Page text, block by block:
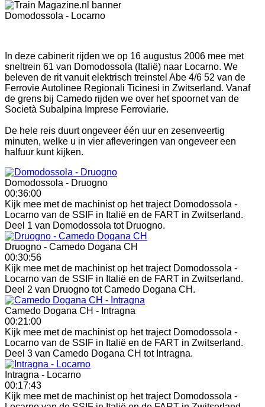
Domodossola - Locarno
In deze cabinerit rijden we op 16 augustus 2006 mee met
sneltrein 61 van Domodossola (Italië) naar Locarno. We
beleven de rit vanuit elektrisch treinstel Abe 4/6 52 van de
Ferrovie Autolinee Regionali Ticinesi in Zwitserland. Vanaf
de grens bij Camedo rijden we over het spoornet van de
Società Subalpina Imprese Ferroviarie.
De hele reis duurt ongeveer één uur en zesenveertig
minuten, welke u in vier afleveringen van ongeveer een
halfuur kunt kijken.
Domodossola - Druogno
00:36:00
Kijk mee met de machinist op het traject Domodossola -
Locarno van de SSIF in Italië en de FART in Zwitserland.
Deel 1 van Domodossola tot Druogno.
Druogno - Camedo Dogana CH
00:30:56
Kijk mee met de machinist op het traject Domodossola -
Locarno van de SSIF in Italië en de FART in Zwitserland.
Deel 2 van Druogno tot Camedo Dogana CH.
Camedo Dogana CH - Intragna
00:21:00
Kijk mee met de machinist op het traject Domodossola -
Locarno van de SSIF in Italië en de FART in Zwitserland.
Deel 3 van Camedo Dogana CH tot Intragna.
Intragna - Locarno
00:17:43
Kijk mee met de machinist op het traject Domodossola -